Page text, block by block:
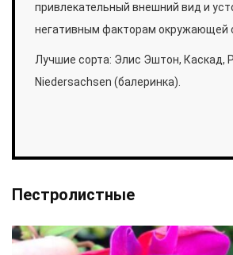
привлекательный внешний вид и
негативным факторам окружающей
Лучшие сорта: Элис Эштон, Каскад,
Niedersachsen (балеринка).
Пестролистные